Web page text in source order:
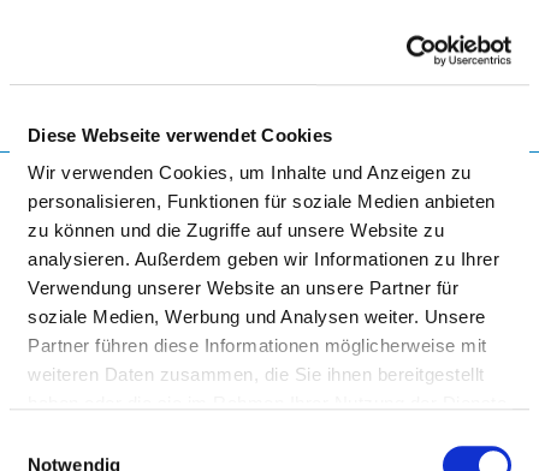
Diese Webseite verwendet Cookies
Wir verwenden Cookies, um Inhalte und Anzeigen zu
personalisieren, Funktionen für soziale Medien anbieten
zu können und die Zugriffe auf unsere Website zu
analysieren. Außerdem geben wir Informationen zu Ihrer
Verwendung unserer Website an unsere Partner für
soziale Medien, Werbung und Analysen weiter. Unsere
Partner führen diese Informationen möglicherweise mit
weiteren Daten zusammen, die Sie ihnen bereitgestellt
Notwendig
Startseite der Fachabteilung
KRANKENHAUS
BARMHERZIGE BRÜDER
REGENSBURG